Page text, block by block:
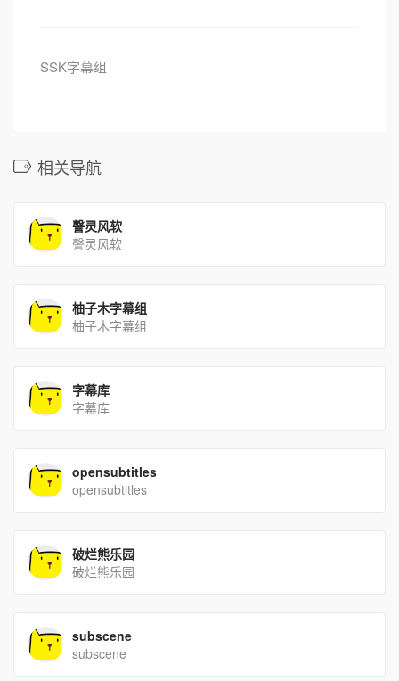
SSK字幕组
相关导航
謦灵风软
謦灵风软
柚子木字幕组
柚子木字幕组
字幕库
字幕库
opensubtitles
opensubtitles
破烂熊乐园
破烂熊乐园
subscene
subscene